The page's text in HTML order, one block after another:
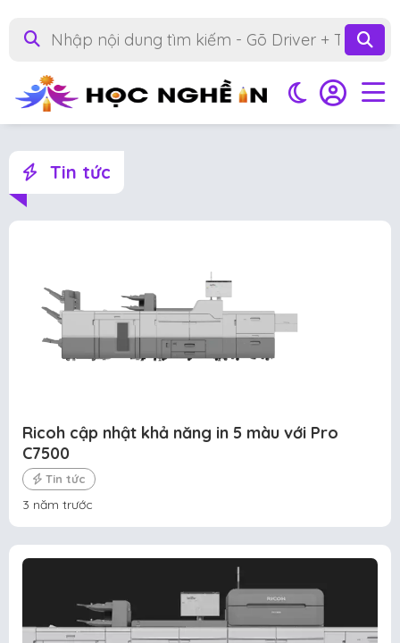
Tin tức
Ricoh cập nhật khả năng in 5 màu với Pro
C7500
Tin tức
3 năm trước